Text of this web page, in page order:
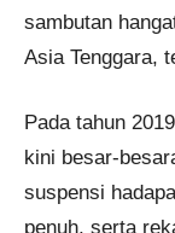
sambutan
Asia Tenggara,
Pada tahun
kini besar-
suspensi
penuh, serta